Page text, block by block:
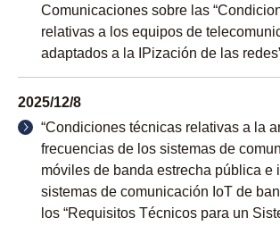
Comunicaciones sobre las
relativas a los equipos de
adaptados a la IPización de las
2025/12/8
“Condiciones técnicas relativas a la
frecuencias de los sistemas de
móviles de banda estrecha pública e
sistemas de comunicación IoT de
los “Requisitos Técnicos para un